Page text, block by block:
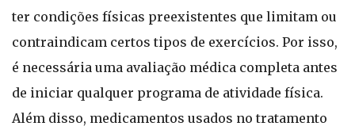
ter condições físicas preexistentes que limitam ou
contraindicam certos tipos de exercícios. Por isso,
é necessária uma avaliação médica completa antes
de iniciar qualquer programa de atividade física.
Além disso, medicamentos usados no tratamento